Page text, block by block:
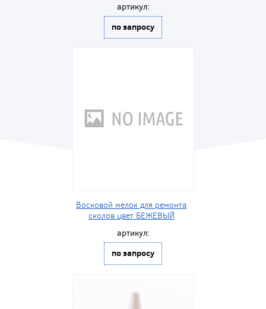
артикул:
по запросу
Восковой мелок для ремонта
сколов цвет БЕЖЕВЫЙ
артикул:
по запросу